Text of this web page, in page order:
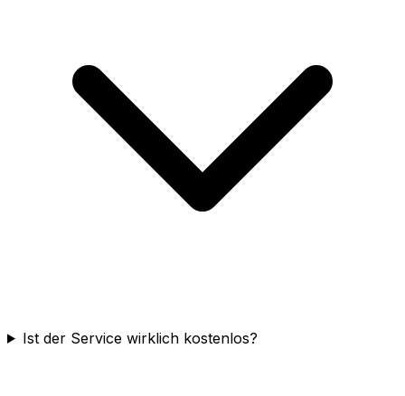
Ist der Service wirklich kostenlos?